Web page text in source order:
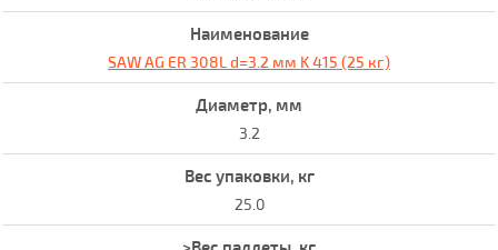
SAW AG ER 308L d=3.2 мм K 415 (25 кг)
3.2
25.0